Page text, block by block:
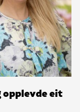
opplevde eit